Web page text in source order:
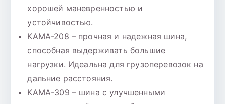
хорошей маневренностью и
устойчивостью.
KAMA-208 – прочная и надежная шина,
способная выдерживать большие
нагрузки. Идеальна для грузоперевозок на
дальние расстояния.
KAMA-309 – шина с улучшенными